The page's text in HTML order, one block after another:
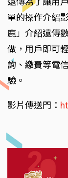
單的操作介紹
鹿」介紹遠傳
做，用戶即可
詢、繳費等電
驗。
影片傳送門：